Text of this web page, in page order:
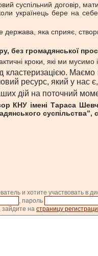
суспільний договір,
українець бере на
яка сприяє,
без громадянської
кроки, які ми мусимо
Маємо
ресурс, який у нас
дій на поточний
КНУ імені Тараса
суспільства”,
и хотите участвовать в
, пароль
зайдите на страницу